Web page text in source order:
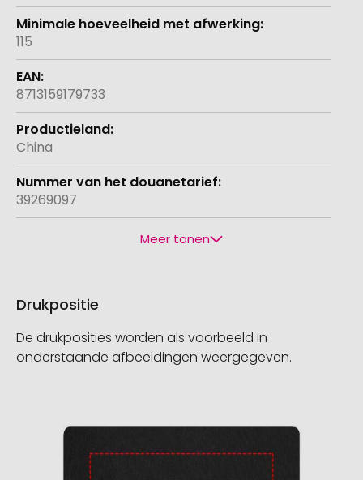
115
8713159179733
China
39269097
Meer tonen
Drukpositie
De drukposities worden als voorbeeld in
onderstaande afbeeldingen weergegeven.